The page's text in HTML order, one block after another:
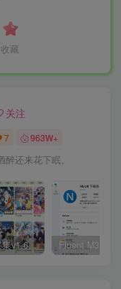
收藏
关注
7 963W+
还来花下眠。
Kazumi番剧采集v1.6.9：支持自定义规则+在线观看+弹幕，跨平台下载